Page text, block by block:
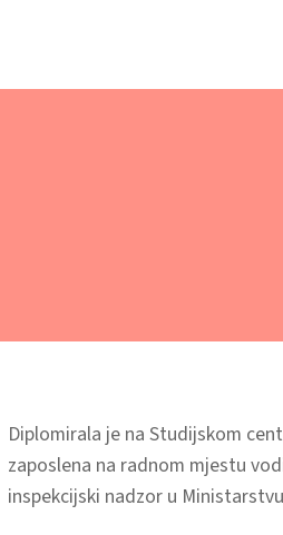
Diplomirala je na Studijskom
zaposlena na radnom mjestu
inspekcijski nadzor u